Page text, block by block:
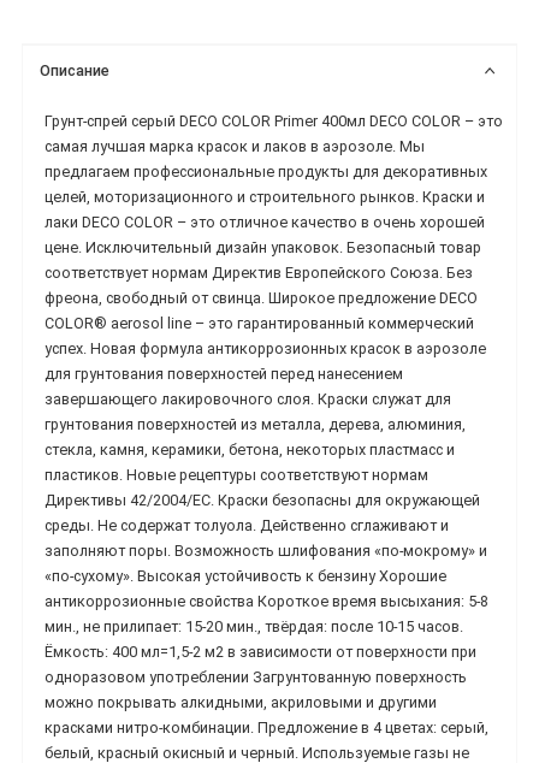
Описание
Грунт-спрей серый DECO COLOR Primer 400мл DECO COLOR – это
самая лучшая марка красок и лаков в аэрозоле. Мы
предлагаем профессиональные продукты для декоративных
целей, моторизационного и строительного рынков. Краски и
лаки DECO COLOR – это отличное качество в очень хорошей
цене. Исключительный дизайн упаковок. Безопасный товар
соответствует нормам Директив Европейского Союза. Без
фреона, свободный от свинца. Широкое предложение DECO
COLOR® aerosol line – это гарантированный коммерческий
успех. Новая формула антикоррозионных красок в аэрозоле
для грунтования поверхностей перед нанесением
завершающего лакировочного слоя. Краски служат для
грунтования поверхностей из металла, дерева, алюминия,
стекла, камня, керамики, бетона, некоторых пластмасс и
пластиков. Новые рецептуры соответствуют нормам
Директивы 42/2004/ЕС. Краски безопасны для окружающей
среды. Не содержат толуола. Действенно сглаживают и
заполняют поры. Возможность шлифования «по-мокрому» и
«по-сухому». Высокая устойчивость к бензину Хорошие
антикоррозионные свойства Короткое время высыхания: 5-8
мин., не прилипает: 15-20 мин., твёрдая: после 10-15 часов.
Ёмкость: 400 мл=1,5-2 м2 в зависимости от поверхности при
одноразовом употреблении Загрунтованную поверхность
можно покрывать алкидными, акриловыми и другими
красками нитро-комбинации. Предложение в 4 цветах: серый,
белый, красный окисный и черный. Используемые газы не